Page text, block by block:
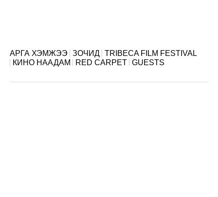
АРГА ХЭМЖЭЭ ЗОЧИД TRIBECA FILM FESTIVAL
КИНО НААДАМ
RED CARPET GUESTS